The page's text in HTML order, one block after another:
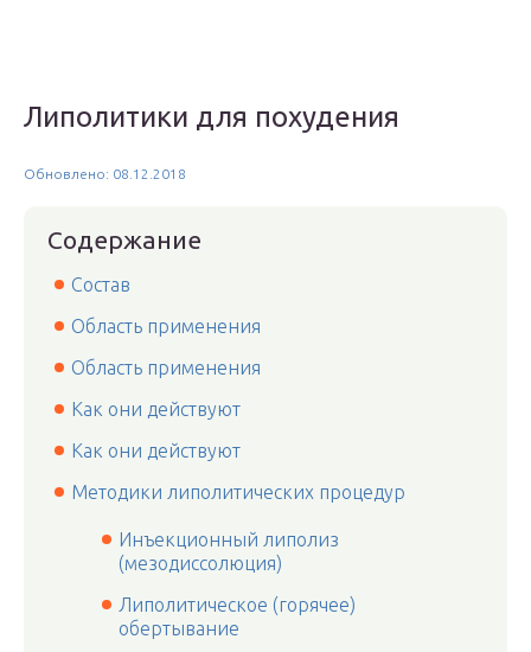
Липолитики для похудения
Обновлено: 08.12.2018
Содержание
Состав
Область применения
Область применения
Как они действуют
Как они действуют
Методики липолитических процедур
Инъекционный липолиз
(мезодиссолюция)
Липолитическое (горячее)
обертывание